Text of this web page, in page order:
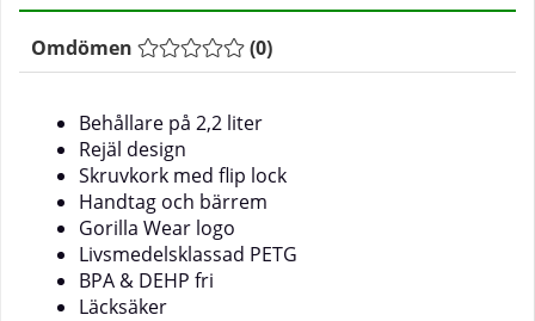
Omdömen (0)
Behållare på 2,2 liter
Rejäl design
Skruvkork med flip lock
Handtag och bärrem
Gorilla Wear logo
Livsmedelsklassad PETG
BPA & DEHP fri
Läcksäker